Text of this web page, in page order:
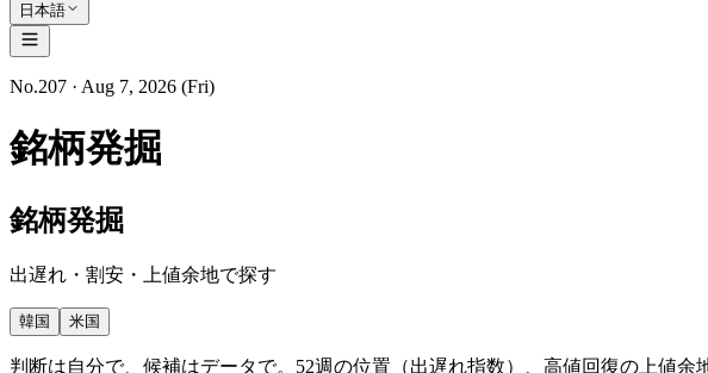
日本語
No.207 · Aug 7, 2026 (Fri)
銘柄発掘
銘柄発掘
出遅れ・割安・上値余地で探す
韓国 米国
判断は自分で、候補はデータで。52週の位置（出遅れ指数）、高値回復の上値